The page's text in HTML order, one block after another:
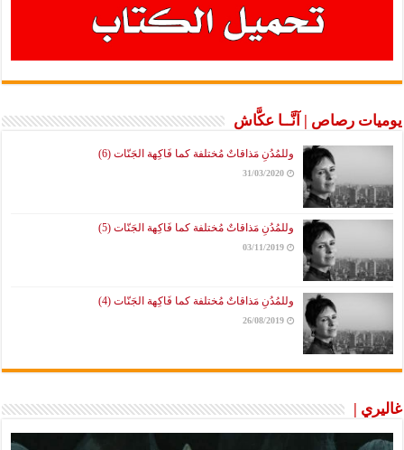
يوميات رصاص | آنَّــا عكَّاش
وللمُدُنِ مَذاقاتٌ مُختلفة كما فَاكِهة الجَنّات (6)
31/03/2020
وللمُدُنِ مَذاقاتٌ مُختلفة كما فَاكِهة الجَنّات (5)
03/11/2019
وللمُدُنِ مَذاقاتٌ مُختلفة كما فَاكِهة الجَنّات (4)
26/08/2019
غاليري |